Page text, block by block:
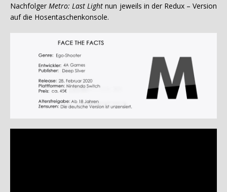
NachfolgerMetro: Last Light nun jeweils in der Redux – Version
auf die Hosentaschenkonsole.